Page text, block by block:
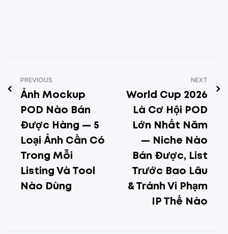
PREVIOUS
Ảnh Mockup
POD Nào Bán
Được Hàng — 5
Loại Ảnh Cần Có
Trong Mỗi
Listing Và Tool
Nào Dùng
NEXT
World Cup 2026
Là Cơ Hội POD
Lớn Nhất Năm
— Niche Nào
Bán Được, List
Trước Bao Lâu
& Tránh Vi Phạm
IP Thế Nào